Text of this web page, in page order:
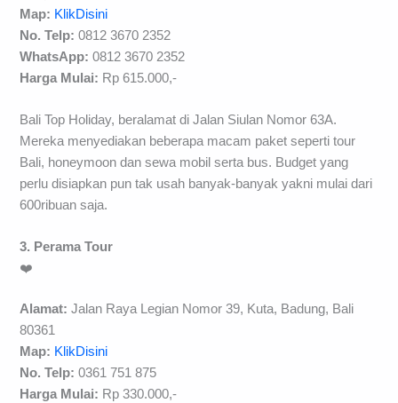
Map: KlikDisini
No. Telp: 0812 3670 2352
WhatsApp: 0812 3670 2352
Harga Mulai: Rp 615.000,-
Bali Top Holiday, beralamat di Jalan Siulan Nomor 63A.
Mereka menyediakan beberapa macam paket seperti tour
Bali, honeymoon dan sewa mobil serta bus. Budget yang
perlu disiapkan pun tak usah banyak-banyak yakni mulai dari
600ribuan saja.
3. Perama Tour
❤️
Alamat: Jalan Raya Legian Nomor 39, Kuta, Badung, Bali
80361
Map: KlikDisini
No. Telp: 0361 751 875
Harga Mulai: Rp 330.000,-